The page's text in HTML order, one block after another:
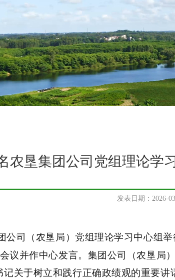
农垦集团公司党组理论学
发表日期：2026-
公司（农垦局）党组理论学习中心组
议并作中心发言。集团公司（农垦局
记关于树立和践行正确政绩观的重要